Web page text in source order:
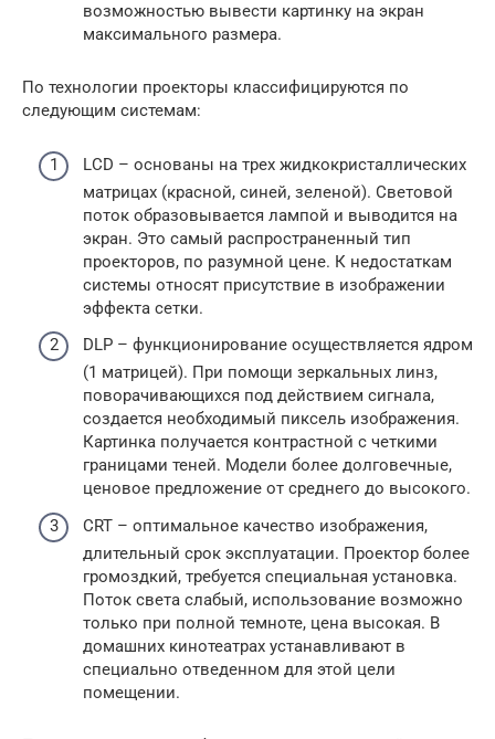
возможностью вывести картинку на экран
максимального размера.
По технологии проекторы классифицируются по
следующим системам:
LCD – основаны на трех жидкокристаллических
матрицах (красной, синей, зеленой). Световой
поток образовывается лампой и выводится на
экран. Это самый распространенный тип
проекторов, по разумной цене. К недостаткам
системы относят присутствие в изображении
эффекта сетки.
DLP – функционирование осуществляется ядром
(1 матрицей). При помощи зеркальных линз,
поворачивающихся под действием сигнала,
создается необходимый пиксель изображения.
Картинка получается контрастной с четкими
границами теней. Модели более долговечные,
ценовое предложение от среднего до высокого.
CRT – оптимальное качество изображения,
длительный срок эксплуатации. Проектор более
громоздкий, требуется специальная установка.
Поток света слабый, использование возможно
только при полной темноте, цена высокая. В
домашних кинотеатрах устанавливают в
специально отведенном для этой цели
помещении.